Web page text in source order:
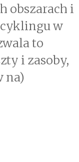
obszarach i
w
to
i zasoby,
na)